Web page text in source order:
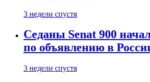
3 недели спустя
Седаны Senat 900
по объявлению в
3 недели спустя